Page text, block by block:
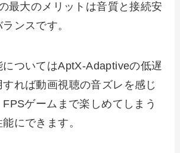
最大のメリットは音質と接続安
ンスです。
ついてはAptX-Adaptiveの低遅
れば動画視聴の音ズレを感じ
ゲームまで楽しめてしまう
にできます。